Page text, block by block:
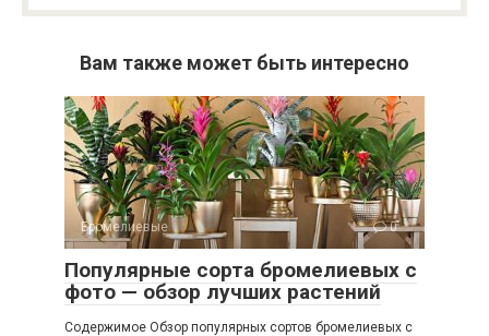
Вам также может быть интересно
Бромелиевые 0
Популярные сорта бромелиевых с
фото — обзор лучших растений
Содержимое Обзор популярных сортов бромелиевых с